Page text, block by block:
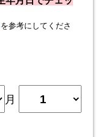
を参考にしてくださ
月